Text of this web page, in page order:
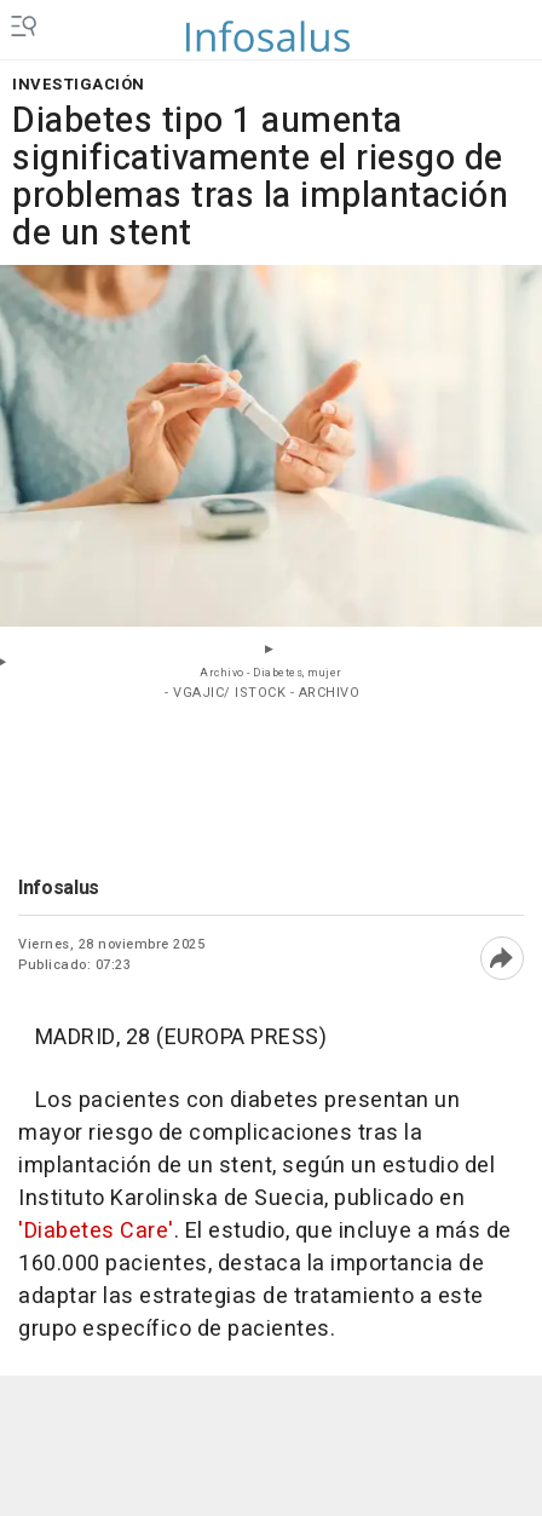
INVESTIGACIÓN
Diabetes tipo 1 aumenta
significativamente el riesgo de
problemas tras la implantación
de un stent
Archivo - Diabetes, mujer
- VGAJIC/ ISTOCK - ARCHIVO
Infosalus
Viernes, 28 noviembre 2025
Publicado: 07:23
MADRID, 28 (EUROPA PRESS)
Los pacientes con diabetes presentan un
mayor riesgo de complicaciones tras la
implantación de un stent, según un estudio del
Instituto Karolinska de Suecia, publicado en
'Diabetes Care'. El estudio, que incluye a más de
160.000 pacientes, destaca la importancia de
adaptar las estrategias de tratamiento a este
grupo específico de pacientes.